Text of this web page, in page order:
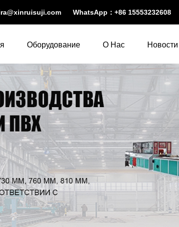
WhatsApp： +86 15553232608
Оборудование О Нас Новости